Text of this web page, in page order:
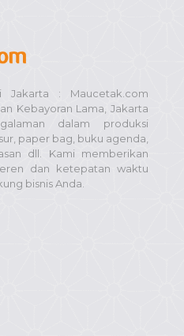
Jakarta : Maucetak.com
Kebayoran Lama, Jakarta
dalam produksi
paper bag, buku agenda,
dll. Kami memberikan
dan ketepatan waktu
bisnis Anda.